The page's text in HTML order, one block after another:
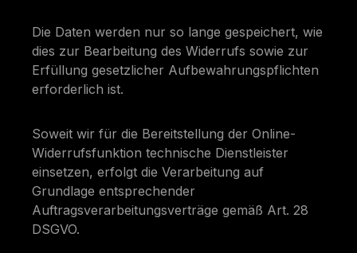
Die Daten werden nur so lange gespeichert, wie
dies zur Bearbeitung des Widerrufs sowie zur
Erfüllung gesetzlicher Aufbewahrungspflichten
erforderlich ist.
Soweit wir für die Bereitstellung der Online-
Widerrufsfunktion technische Dienstleister
einsetzen, erfolgt die Verarbeitung auf
Grundlage entsprechender
Auftragsverarbeitungsverträge gemäß Art. 28
DSGVO.